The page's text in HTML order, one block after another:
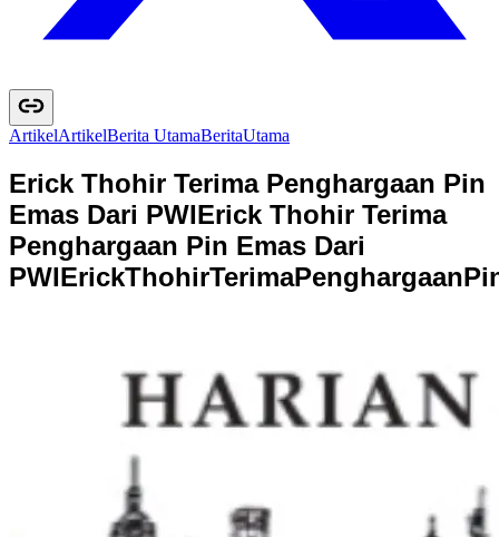
ArtikelArtikelBerita UtamaBeritaUtama
Erick Thohir Terima Penghargaan Pin
Emas Dari PWIErick Thohir Terima
Penghargaan Pin Emas Dari
PWIErickThohirTerimaPenghargaanPi